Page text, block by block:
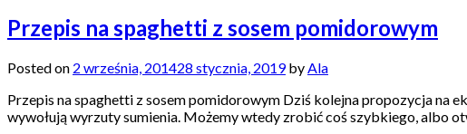
Przepis na spaghetti z sosem pomidorowym
Posted on 2 września, 201428 stycznia, 2019by Ala
Przepis na spaghetti z sosem pomidorowym Dziś kolejna propozycja na
wywołują wyrzuty sumienia. Możemy wtedy zrobić coś szybkiego, albo